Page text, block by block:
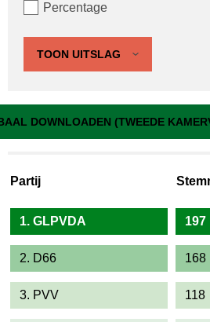
Percentage
TOON UITSLAG
102 Pompgebouw De Esch
DOWNLOADEN (TWEEDE
Partij
1. GLPVDA 197
2. D66 168
3. PVV 118